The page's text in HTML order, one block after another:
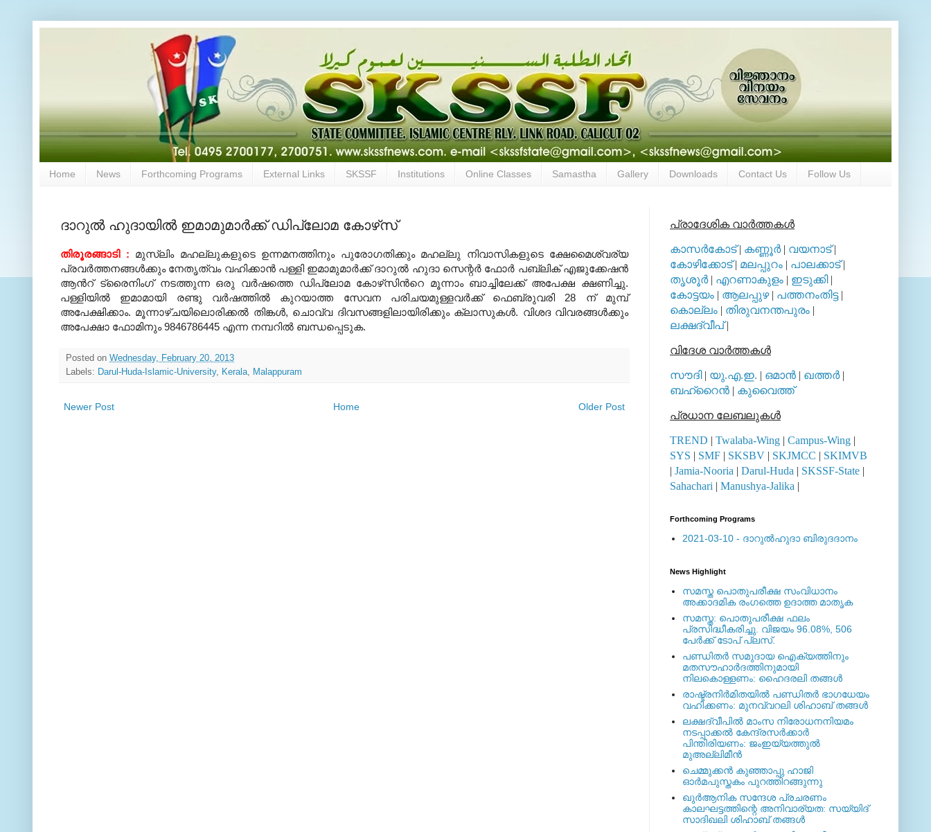
Home News Forthcoming Programs External Links SKSSF Institutions Online Classes Samastha Gallery Downloads Contact Us Follow Us
ദാറുല്‍ ഹുദായില്‍ ഇമാമുമാര്‍ക്ക് ഡിപ്ലോമ കോഴ്‌സ്
തിരൂരങ്ങാടി : മുസ്ലിം മഹല്ലുകളുടെ ഉന്നമനത്തിനും പുരോഗതിക്കും മഹല്ലു നിവാസികളുടെ ക്ഷേമൈശ്വര്യ
പ്രവര്‍ത്തനങ്ങള്‍ക്കും നേതൃത്വം വഹിക്കാന്‍ പള്ളി ഇമാമുമാര്‍ക്ക് ദാറുല്‍ ഹുദാ സെന്റര്‍ ഫോര്‍ പബ്ലിക് എജുക്കേഷന്‍
ആന്‍റ് ട്രൈനിംഗ് നടത്തുന്ന ഒരു വര്‍ഷത്തെ ഡിപ്ലോമ കോഴ്‌സിന്‍റെ മൂന്നാം ബാച്ചിലേക്ക് അപേക്ഷ ക്ഷണിച്ചു.
പള്ളിയില്‍ ഇമാമായി രണ്ടു വര്‍ഷത്തില്‍ കുറയാത്ത സേവന പരിചയമുള്ളവര്‍ക്ക് ഫെബ്രുവരി 28 ന് മുമ്പ്
അപേക്ഷിക്കാം. മൂന്നാഴ്ചയിലൊരിക്കല്‍ തിങ്കള്‍, ചൊവ്വ ദിവസങ്ങളിലായിരിക്കും ക്ലാസുകള്‍. വിശദ വിവരങ്ങള്‍ക്കും
അപേക്ഷാ ഫോമിനും9846786445 എന്ന നമ്പറില്‍ ബന്ധപ്പെടുക.
Posted on Wednesday, February 20, 2013
Labels: Darul-Huda-Islamic-University, Kerala Malappuram
Newer Post Older Post
Home
പ്രാദേശിക വാര്‍ത്തകള്‍
കാസര്‍കോട്| കണ്ണൂര്‍| വയനാട്|
കോഴിക്കോട്| മലപ്പുറം | പാലക്കാട്|
തൃശൂര്‍| എറണാകുളം | ഇടുക്കി|
കോട്ടയം | ആലപ്പുഴ| പത്തനംതിട്ട|
കൊല്ലം | തിരുവനന്തപുരം |
ലക്ഷദ്വീപ്|
വിദേശ വാര്‍ത്തകള്‍
സൗദി| യു.എ.ഇ. | ഒമാന്‍ | ഖത്തര്‍|
ബഹ്റൈന്‍ | കുവൈത്ത്
പ്രധാന ലേബലുകള്‍
TREND | Twalaba-Wing | Campus-Wing |
SYS | SMF | SKSBV | SKJMCC | SKIMVB
| Jamia-Nooria | Darul-Huda | SKSSF-State |
Sahachari | Manushya-Jalika |
Forthcoming Programs
2021-03-10 - ദാറുല്‍ഹുദാ ബിരുദദാനം
News Highlight
സമസ്ത പൊതുപരീക്ഷ സംവിധാനം
അക്കാദമിക രംഗത്തെ ഉദാത്ത മാതൃക
സമസ്ത: പൊതുപരീക്ഷ ഫലം
പ്രസിദ്ധീകരിച്ചു. വിജയം 96.08%, 506
പേര്‍ക്ക് ടോപ് പ്ലസ്.
പണ്ഡിതര്‍ സമുദായ ഐക്യത്തിനും
മതസൗഹാര്‍ദത്തിനുമായി
നിലകൊള്ളണം: ഹൈദരലി തങ്ങള്‍
രാഷ്ട്രനിര്‍മിതയില്‍ പണ്ഡിതര്‍ ഭാഗധേയം
വഹിക്കണം: മുനവ്വറലി ശിഹാബ് തങ്ങള്‍
ലക്ഷദ്വീപില്‍ മാംസ നിരോധനനിയമം
നടപ്പാക്കല്‍ കേന്ദ്രസര്‍ക്കാര്‍
പിന്തിരിയണം: ജംഇയ്യത്തുല്‍
മുഅല്ലിമീന്‍
ചെമ്മുക്കന്‍ കുഞ്ഞാപ്പു ഹാജി
ഓര്‍മപുസ്തകം പുറത്തിറങ്ങുന്നു
ഖുര്‍ആനിക സന്ദേശ പ്രചരണം
കാലഘട്ടത്തിന്റെ അനിവാര്യത: സയ്യിദ്
സാദിഖലി ശിഹാബ് തങ്ങള്‍